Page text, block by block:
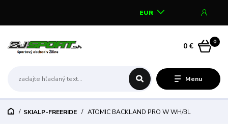
Menu
EUR
0
0 €
SKIALP-FREERIDE ATOMIC BACKLAND PRO W WH/BL